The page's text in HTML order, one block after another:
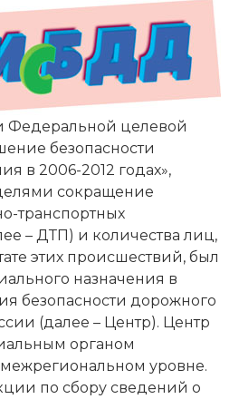
Федеральной целевой
безопасности
в 2006-2012 годах»,
сокращение
транспортных
– ДТП) и количества лиц,
этих происшествий, был
назначения в
безопасности дорожного
(далее – Центр). Центр
органом
уровне.
по сбору сведений о